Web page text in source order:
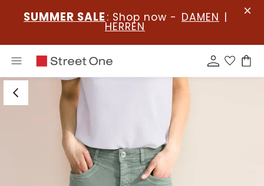
SUMMER SALE : Shop now - DAMEN |
HERREN